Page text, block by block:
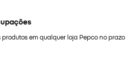
produtos em qualquer loja Pepco no prazo